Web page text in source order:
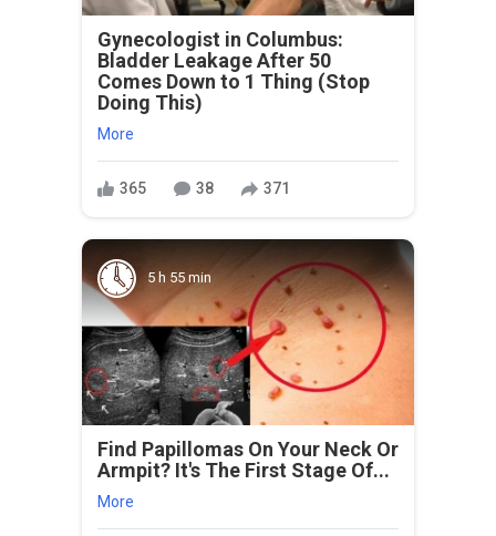
Gynecologist in Columbus:
Bladder Leakage After 50
Comes Down to 1 Thing (Stop
Doing This)
More
365 38 371
5 h 55 min
Find Papillomas On Your Neck Or
Armpit? It's The First Stage Of...
More